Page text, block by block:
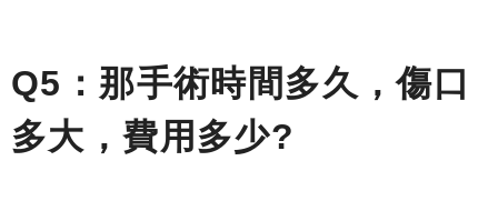
Q5：那手術時間多久，傷口
多大，費用多少?